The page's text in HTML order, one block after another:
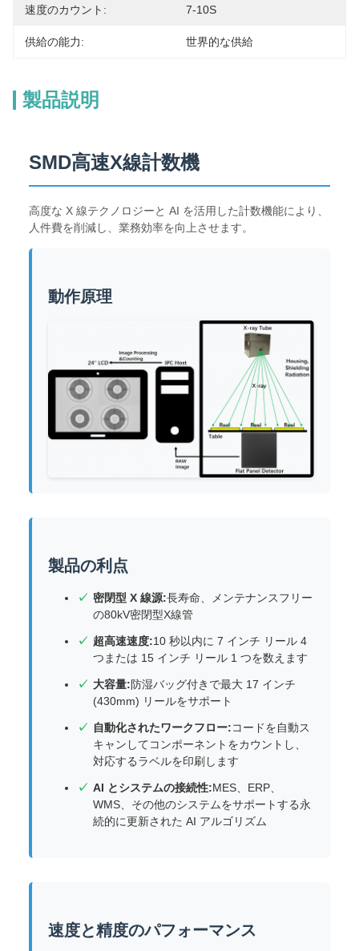
速度のカウント: 7-10S
供給の能力: 世界的な供給
製品説明
SMD高速X線計数機
高度な X 線テクノロジーと AI を活用した計数機能により、
人件費を削減し、業務効率を向上させます。
動作原理
製品の利点
密閉型 X 線源:長寿命、メンテナンスフリー
の80kV密閉型X線管
超高速速度:10 秒以内に 7 インチ リール 4
つまたは 15 インチ リール 1 つを数えます
大容量:防湿バッグ付きで最大 17 インチ
(430mm) リールをサポート
自動化されたワークフロー:コードを自動ス
キャンしてコンポーネントをカウントし、
対応するラベルを印刷します
AI とシステムの接続性:MES、ERP、
WMS、その他のシステムをサポートする永
続的に更新された AI アルゴリズム
速度と精度のパフォーマンス